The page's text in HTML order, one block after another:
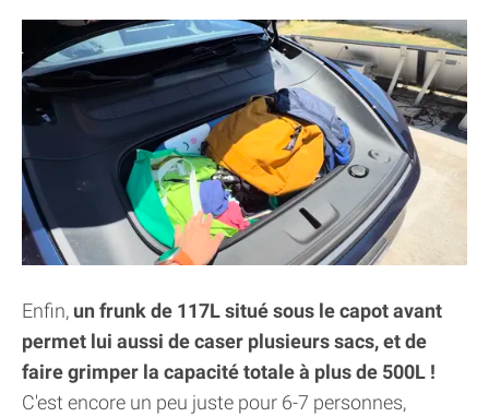
Enfin, un frunk de 117L situé sous le capot avant
permet lui aussi de caser plusieurs sacs, et de
faire grimper la capacité totale à plus de 500L !
C'est encore un peu juste pour 6-7 personnes,